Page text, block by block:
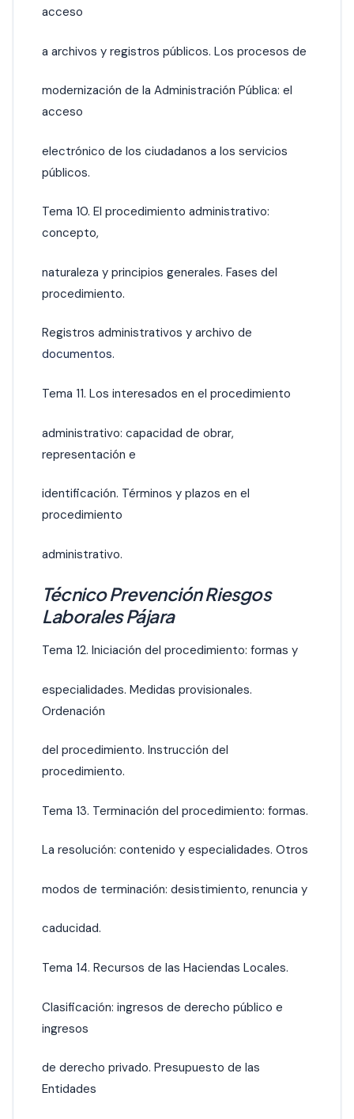
acceso
a archivos y registros públicos. Los procesos de
modernización de la Administración Pública: el
acceso
electrónico de los ciudadanos a los servicios
públicos.
Tema 10. El procedimiento administrativo:
concepto,
naturaleza y principios generales. Fases del
procedimiento.
Registros administrativos y archivo de
documentos.
Tema 11. Los interesados en el procedimiento
administrativo: capacidad de obrar,
representación e
identificación. Términos y plazos en el
procedimiento
administrativo.
Técnico Prevención Riesgos
Laborales Pájara
Tema 12. Iniciación del procedimiento: formas y
especialidades. Medidas provisionales.
Ordenación
del procedimiento. Instrucción del
procedimiento.
Tema 13. Terminación del procedimiento: formas.
La resolución: contenido y especialidades. Otros
modos de terminación: desistimiento, renuncia y
caducidad.
Tema 14. Recursos de las Haciendas Locales.
Clasificación: ingresos de derecho público e
ingresos
de derecho privado. Presupuesto de las
Entidades